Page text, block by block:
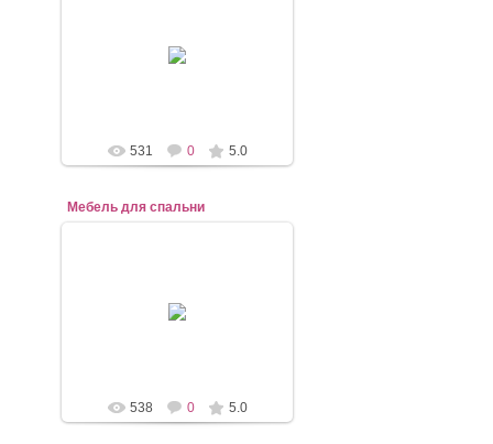
531 0 5.0
Мебель для спальни
538 0 5.0